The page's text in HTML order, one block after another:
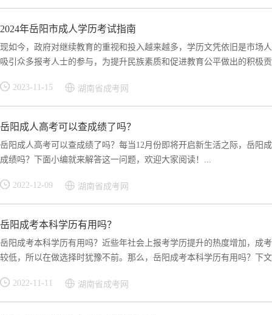
2024年岳阳市成人学历考试指南
现如今，政府对继续教育的重视和投入越来越多，学历文凭依旧是市场
吸引众多报考人士的参与，为提升民族素质和促进教育公平做出的积极
2023-11-15 湖南省成考网
岳阳成人高考可以查成绩了吗？
岳阳成人高考可以查成绩了吗？每当12月份即将开启新生活之际，岳阳
成绩吗？下面小编就来解答这一问题，欢迎大家阅读！...
2022-12-09 湖南省成考网
岳阳成考本科学历有用吗？
岳阳成考本科学历有用吗？近些年社会上报考学历提升的热度增加，成
较低，所以在做选择时犹豫不前。那么，岳阳成考本科学历有用吗？下
2022-11-11 湖南省成考网